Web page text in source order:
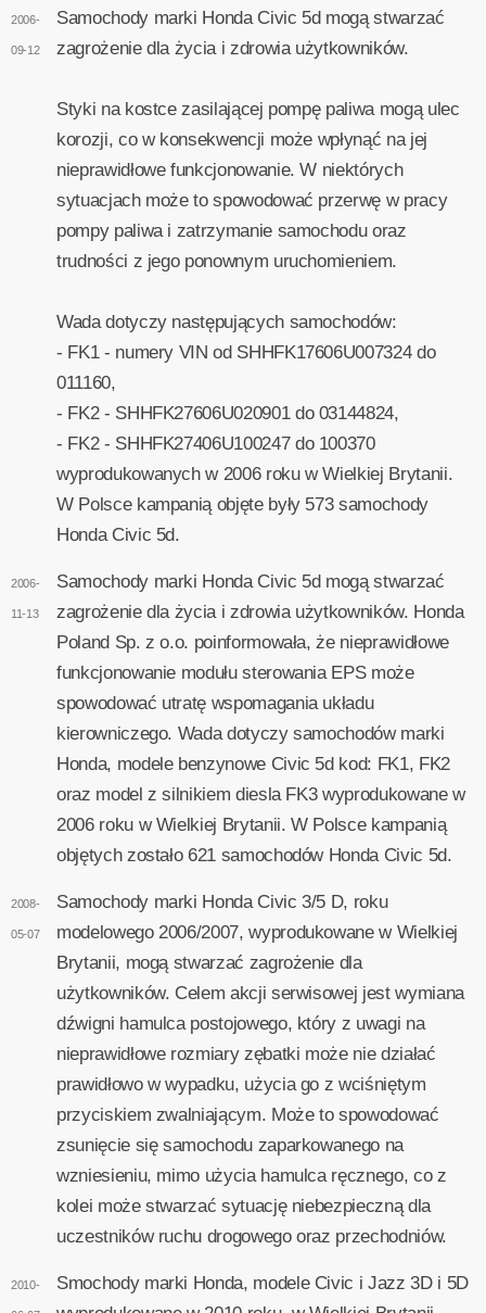
2006-
09-12
Samochody marki Honda Civic 5d mogą stwarzać
zagrożenie dla życia i zdrowia użytkowników.
Styki na kostce zasilającej pompę paliwa mogą ulec
korozji, co w konsekwencji może wpłynąć na jej
nieprawidłowe funkcjonowanie. W niektórych
sytuacjach może to spowodować przerwę w pracy
pompy paliwa i zatrzymanie samochodu oraz
trudności z jego ponownym uruchomieniem.
Wada dotyczy następujących samochodów:
- FK1 - numery VIN od SHHFK17606U007324 do
011160,
- FK2 - SHHFK27606U020901 do 03144824,
- FK2 - SHHFK27406U100247 do 100370
wyprodukowanych w 2006 roku w Wielkiej Brytanii.
W Polsce kampanią objęte były 573 samochody
Honda Civic 5d.
2006-
11-13
Samochody marki Honda Civic 5d mogą stwarzać
zagrożenie dla życia i zdrowia użytkowników. Honda
Poland Sp. z o.o. poinformowała, że nieprawidłowe
funkcjonowanie modułu sterowania EPS może
spowodować utratę wspomagania układu
kierowniczego. Wada dotyczy samochodów marki
Honda, modele benzynowe Civic 5d kod: FK1, FK2
oraz model z silnikiem diesla FK3 wyprodukowane w
2006 roku w Wielkiej Brytanii. W Polsce kampanią
objętych zostało 621 samochodów Honda Civic 5d.
2008-
05-07
Samochody marki Honda Civic 3/5 D, roku
modelowego 2006/2007, wyprodukowane w Wielkiej
Brytanii, mogą stwarzać zagrożenie dla
użytkowników. Celem akcji serwisowej jest wymiana
dźwigni hamulca postojowego, który z uwagi na
nieprawidłowe rozmiary zębatki może nie działać
prawidłowo w wypadku, użycia go z wciśniętym
przyciskiem zwalniającym. Może to spowodować
zsunięcie się samochodu zaparkowanego na
wzniesieniu, mimo użycia hamulca ręcznego, co z
kolei może stwarzać sytuację niebezpieczną dla
uczestników ruchu drogowego oraz przechodniów.
2010-
Smochody marki Honda, modele Civic i Jazz 3D i 5D